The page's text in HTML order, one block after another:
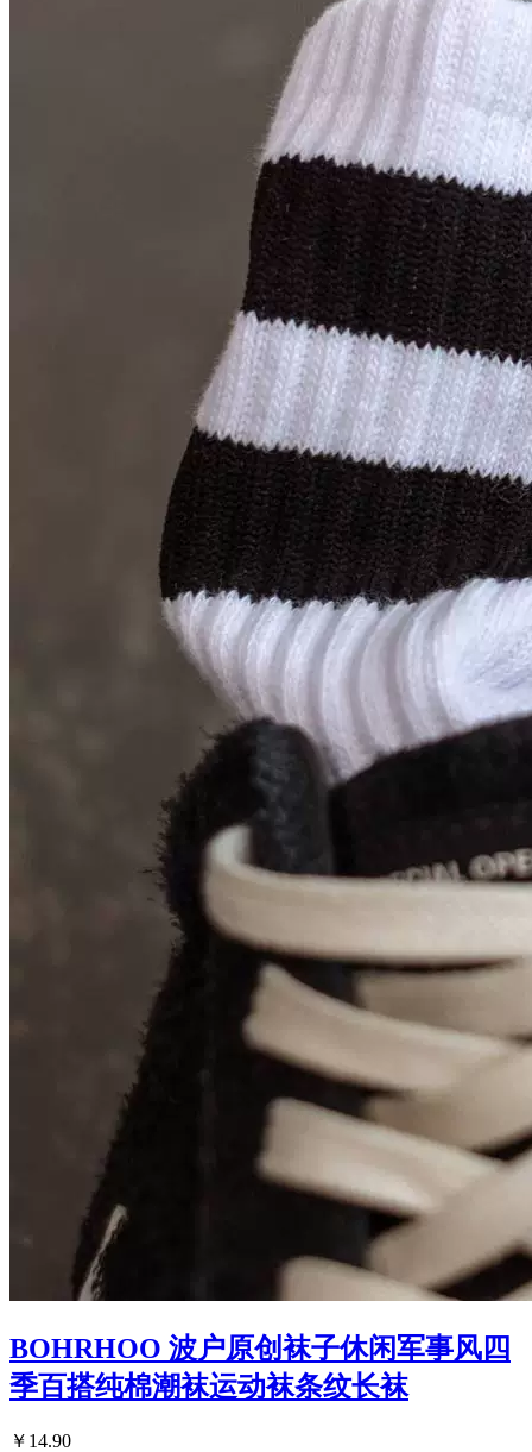
BOHRHOO 波户原创袜子休闲军事风四
季百搭纯棉潮袜运动袜条纹长袜
￥14.90